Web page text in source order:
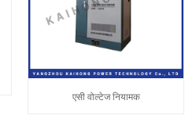
एसी वोल्टेज नियामक